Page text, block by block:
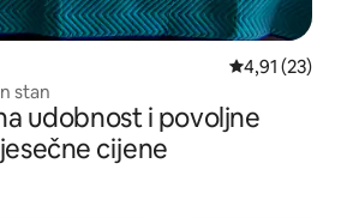
Prosječna
4,91 (23)
stan
udobnost i povoljne
cijene